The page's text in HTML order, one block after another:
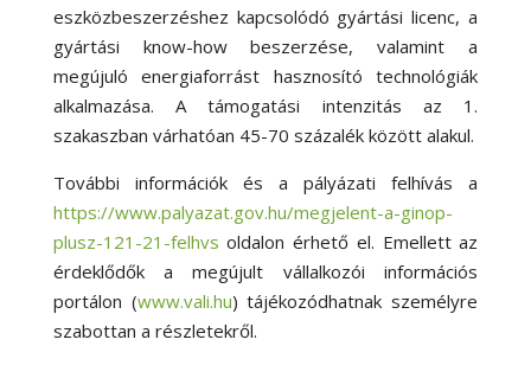
eszközbeszerzéshez kapcsolódó gyártási licenc, a
gyártási know-how beszerzése, valamint a
megújuló energiaforrást hasznosító technológiák
alkalmazása. A támogatási intenzitás az 1.
szakaszban várhatóan 45-70 százalék között alakul.
További információk és a pályázati felhívás a
https://www.palyazat.gov.hu/megjelent-a-ginop-
plusz-121-21-felhvsoldalon érhető el. Emellett az
érdeklődők a megújult vállalkozói információs
portálon (www.vali.hu) tájékozódhatnak személyre
szabottan a részletekről.